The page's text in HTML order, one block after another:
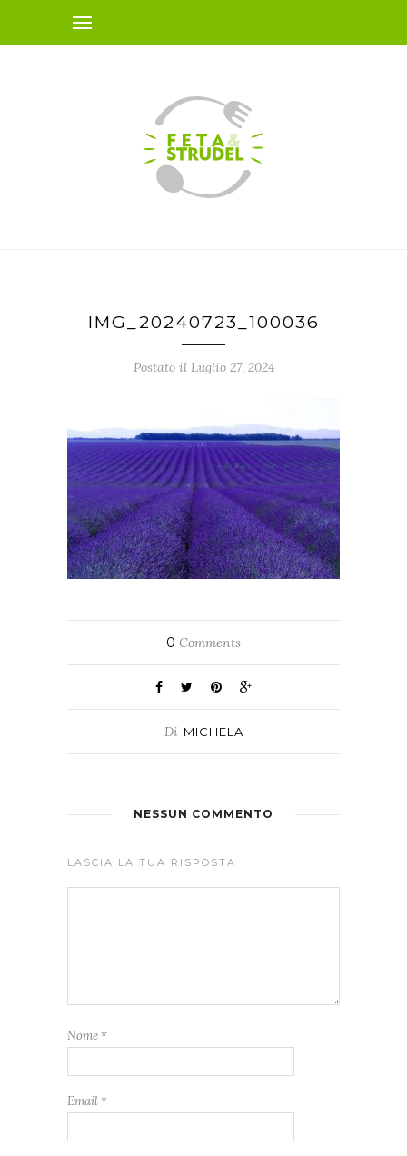
IMG_20240723_100036
Postato il Luglio 27, 2024
0 Comments
Di MICHELA
NESSUN COMMENTO
LASCIA LA TUA RISPOSTA
Nome *
Email *